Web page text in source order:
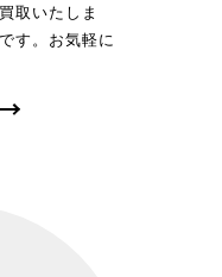
取いたしま
す。お気軽に